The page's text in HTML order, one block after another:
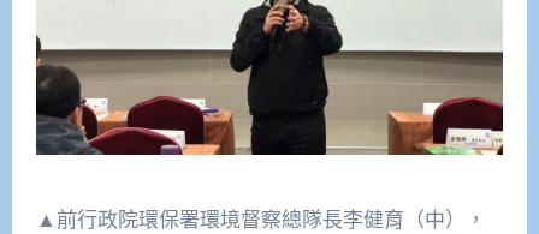
▲前行政院環保署環境督察總隊長李健育（中），